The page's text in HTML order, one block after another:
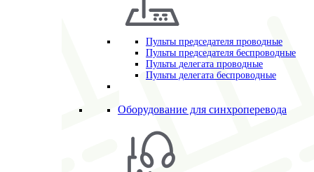
Пульты председателя проводные
Пульты председателя беспроводные
Пульты делегата проводные
Пульты делегата беспроводные
Оборудование для синхроперевода